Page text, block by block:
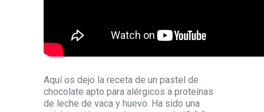
Aquí os dejo la receta de un pastel de
chocolate apto para alérgicos a proteínas
de leche de vaca y huevo. Ha sido una